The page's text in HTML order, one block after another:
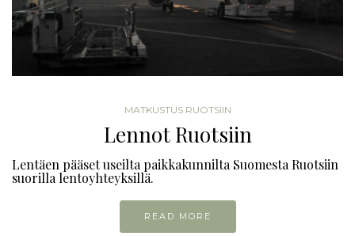
MATKUSTUS RUOTSIIN
Lennot Ruotsiin
Lentäen pääset useilta paikkakunnilta Suomesta Ruotsiin
suorilla lentoyhteyksillä.
READ MORE